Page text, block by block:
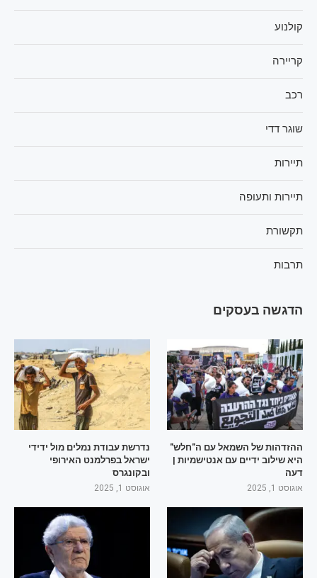
קולנוע
קריירה
רכב
שוגר דדי
תיירות
תיירות ותעופה
תקשורת
תרבות
הדגשה בעסקים
ההזדהות של השמאל עם ה"חלש"
היא שילוב ידיים עם אנטישמיות |
דעה
אוגוסט 1, 2025
נדרשת עבודת נמלים מול ידידי
ישראל בפרלמנט האירופי
ובקונגרס
אוגוסט 1, 2025